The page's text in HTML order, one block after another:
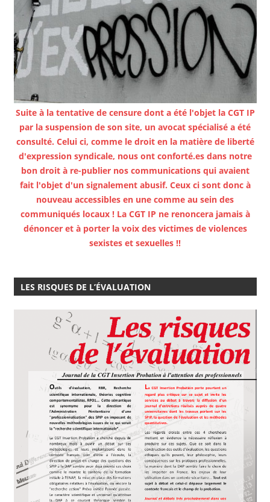
Suite à la tentative de censure dont a été l'objet la CGT IP
par la suspension de son site, un avocat spécialisé a été
consulté. Celui ci, comme le droit en la matière de liberté
d'expression syndicale, nous ont conforté.es dans notre
bon droit à re-publier nos communications qui avaient
fait l'objet d'un signalement abusif. Ceux ci sont donc à
nouveau accessibles en une comme au sein des
communiqués locaux ! La CGT IP ne renoncera jamais à
dénoncer et à porter la voix des victimes de violences
sexistes et sexuelles !!
LES RISQUES DE L’ÉVALUATION